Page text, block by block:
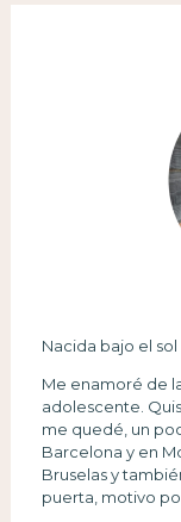
Nacida bajo el sol
Me enamoré de
adolescente.
me quedé, un
Barcelona y en
Bruselas y
puerta, motivo